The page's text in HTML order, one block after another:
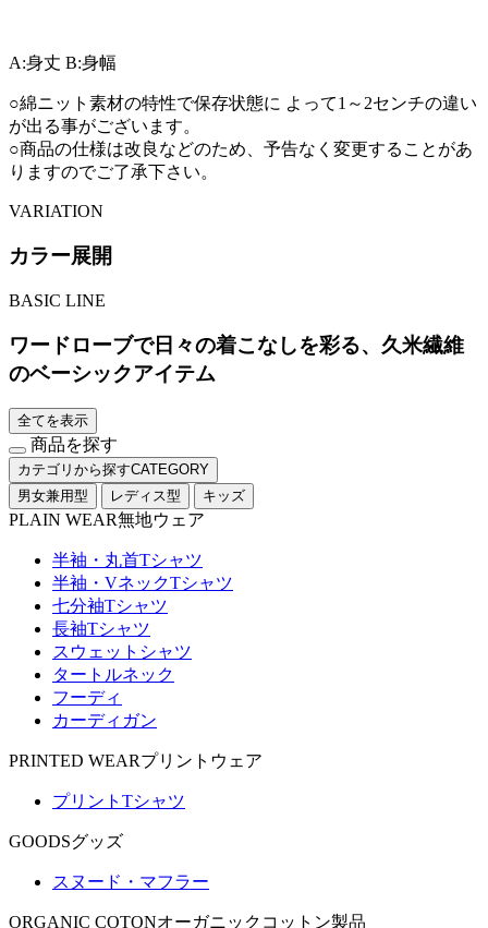
A:身丈 B:身幅
○綿ニット素材の特性で保存状態に よって1～2センチの違い
が出る事がございます。
○商品の仕様は改良などのため、予告なく変更することがあ
りますのでご了承下さい。
VARIATION
カラー展開
BASIC LINE
ワードローブで日々の着こなしを彩る、久米繊維
のベーシックアイテム
全てを表示
商品を探す
カテゴリから探すCATEGORY
男女兼用型
レディス型 キッズ
PLAIN WEAR無地ウェア
半袖・丸首Tシャツ
半袖・VネックTシャツ
七分袖Tシャツ
長袖Tシャツ
スウェットシャツ
タートルネック
フーディ
カーディガン
PRINTED WEARプリントウェア
プリントTシャツ
GOODSグッズ
スヌード・マフラー
ORGANIC COTONオーガニックコットン製品